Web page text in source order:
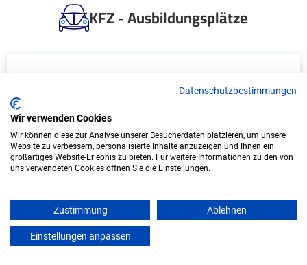
KFZ - Ausbildungsplätze
Ausbildung: Mechatroniker/in
Doepke Schaltgeräte GmbH
Dingelstädt, Eichsfeld
Datenschutzbestimmungen
Wir verwenden Cookies
Wir können diese zur Analyse unserer Besucherdaten platzieren, um unsere
Website zu verbessern, personalisierte Inhalte anzuzeigen und Ihnen ein
großartiges Website-Erlebnis zu bieten. Für weitere Informationen zu den von
uns verwendeten Cookies öffnen Sie die Einstellungen.
Zustimmung Ablehnen
Einstellungen anpassen